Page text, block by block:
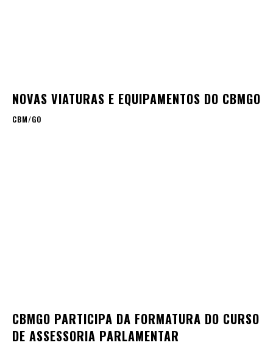
NOVAS VIATURAS E EQUIPAMENTOS DO CBMGO
CBM/GO
CBMGO PARTICIPA DA FORMATURA DO CURSO
DE ASSESSORIA PARLAMENTAR